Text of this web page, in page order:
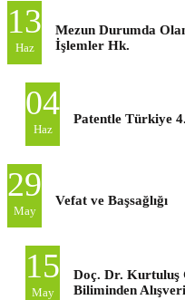
13
Haz
Mezun Durumda
İşlemler Hk.
04
Haz
Patentle Türkiye
29
May
Vefat ve Başsağlığı
15
May
Doç. Dr. Kurtuluş
Biliminden